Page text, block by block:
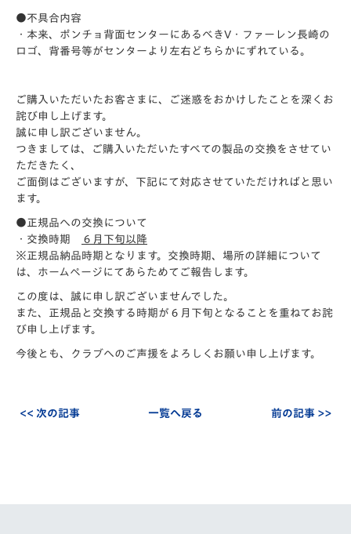
●不具合内容
・本来、ポンチョ背面センターにあるべきV・ファーレン長崎の
ロゴ、背番号等がセンターより左右どちらかにずれている。
ご購入いただいたお客さまに、ご迷惑をおかけしたことを深くお
詫び申し上げます。
誠に申し訳ございません。
つきましては、ご購入いただいたすべての製品の交換をさせてい
ただきたく、
ご面倒はございますが、下記にて対応させていただければと思い
ます。
●正規品への交換について
・交換時期
６月下旬以降
※正規品納品時期となります。交換時期、場所の詳細について
は、ホームページにてあらためてご報告します。
この度は、誠に申し訳ございませんでした。
また、正規品と交換する時期が６月下旬となることを重ねてお詫
び申し上げます。
今後とも、クラブへのご声援をよろしくお願い申し上げます。
<< 次の記事 一覧へ戻る 前の記事 >>